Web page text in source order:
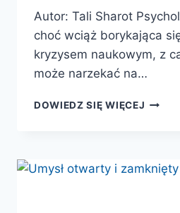
Autor: Tali Sharot
choć wciąż borykająca
kryzysem naukowym, z
może narzekać na…
DOWIEDZ SIĘ WIĘCEJ NASZ
UMYSŁ.
JAK